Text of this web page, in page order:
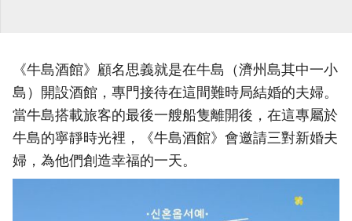
《牛島酒館》顧名思義就是在牛島（濟州島其中一小
島）開設酒館，專門接待在這間難時局結婚的夫婦。
當牛島搭載旅客的最後一艘船隻離開後，在這專屬於
牛島的寧靜時光裡，《牛島酒館》會邀請三對新婚夫
婦，為他們創造幸福的一天。